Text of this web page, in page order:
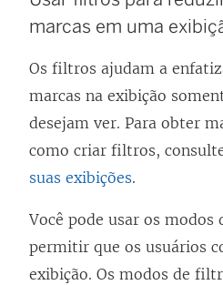
marcas em uma
Os filtros ajudam a
marcas na exibição
desejam ver. Para obter
como criar filtros,
suas exibições.
Você pode usar os
permitir que os usuários
exibição. Os modos de